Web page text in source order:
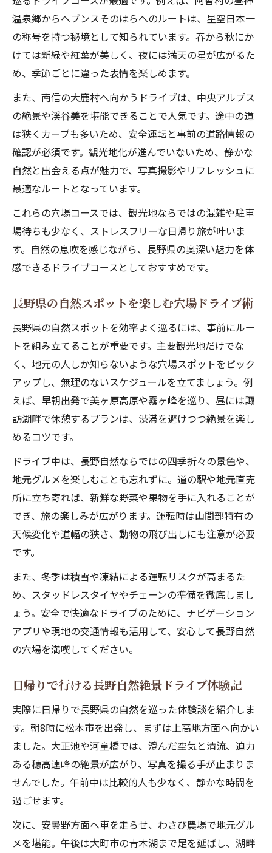
温泉郷からヘブンスそのはらへのルートは、星空日本一
の称号を持つ秘境として知られています。春から秋にか
けては新緑や紅葉が美しく、夜には満天の星が広がるた
め、季節ごとに違った表情を楽しめます。
また、南信の大鹿村へ向かうドライブは、中央アルプス
の絶景や渓谷美を堪能できることで人気です。途中の道
は狭くカーブも多いため、安全運転と事前の道路情報の
確認が必須です。観光地化が進んでいないため、静かな
自然と出会える点が魅力で、写真撮影やリフレッシュに
最適なルートとなっています。
これらの穴場コースでは、観光地ならではの混雑や駐車
場待ちも少なく、ストレスフリーな日帰り旅が叶いま
す。自然の息吹を感じながら、長野県の奥深い魅力を体
感できるドライブコースとしておすすめです。
長野県の自然スポットを楽しむ穴場ドライブ術
長野県の自然スポットを効率よく巡るには、事前にルー
トを組み立てることが重要です。主要観光地だけでな
く、地元の人しか知らないような穴場スポットをピック
アップし、無理のないスケジュールを立てましょう。例
えば、早朝出発で美ヶ原高原や霧ヶ峰を巡り、昼には諏
訪湖畔で休憩するプランは、渋滞を避けつつ絶景を楽し
めるコツです。
ドライブ中は、長野自然ならではの四季折々の景色や、
地元グルメを楽しむことも忘れずに。道の駅や地元直売
所に立ち寄れば、新鮮な野菜や果物を手に入れることが
でき、旅の楽しみが広がります。運転時は山間部特有の
天候変化や道幅の狭さ、動物の飛び出しにも注意が必要
です。
また、冬季は積雪や凍結による運転リスクが高まるた
め、スタッドレスタイヤやチェーンの準備を徹底しまし
ょう。安全で快適なドライブのために、ナビゲーション
アプリや現地の交通情報も活用して、安心して長野自然
の穴場を満喫してください。
日帰りで行ける長野自然絶景ドライブ体験記
実際に日帰りで長野県の自然を巡った体験談を紹介しま
す。朝8時に松本市を出発し、まずは上高地方面へ向かい
ました。大正池や河童橋では、澄んだ空気と清流、迫力
ある穂高連峰の絶景が広がり、写真を撮る手が止まりま
せんでした。午前中は比較的人も少なく、静かな時間を
過ごせます。
次に、安曇野方面へ車を走らせ、わさび農場で地元グル
メを堪能。午後は大町市の青木湖まで足を延ばし、湖畔